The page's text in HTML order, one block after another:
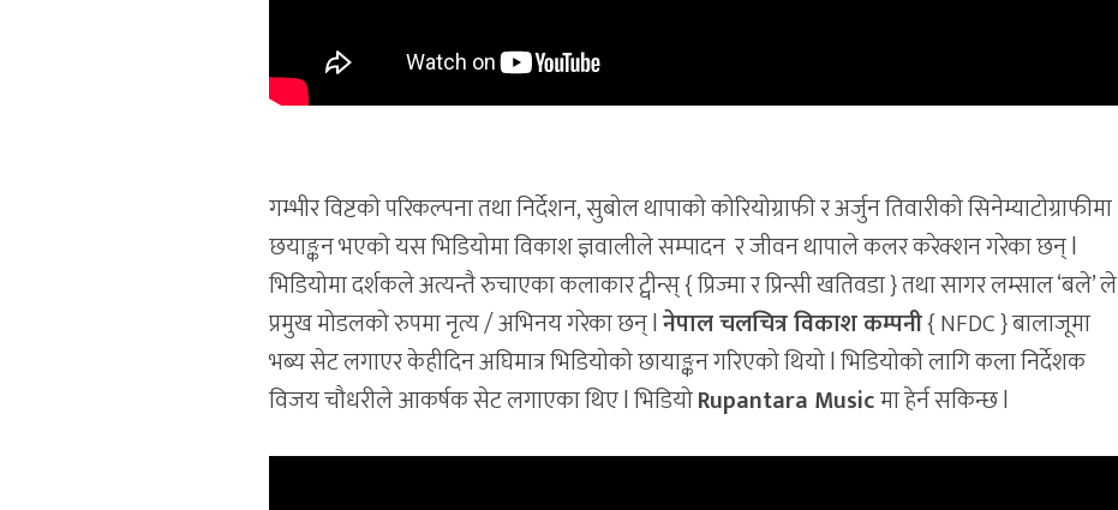
गम्भीर विष्टको परिकल्पना तथा निर्देशन, सुबोल थापाको कोरियोग्राफी र अर्जुन तिवारीको सिनेम्याटोग्राफीमा
छयाङ्कन भएको यस भिडियोमा विकाश ज्ञवालीले सम्पादन र जीवन थापाले कलर करेक्शन गरेका छन् l
भिडियोमा दर्शकले अत्यन्तै रुचाएका कलाकार ट्वीन्स् { प्रिज्मा र प्रिन्सी खतिवडा } तथा सागर लम्साल ‘बले’ ले
प्रमुख मोडलको रुपमा नृत्य / अभिनय गरेका छन् lनेपाल चलचित्र विकाश कम्पनी{ NFDC } बालाजूमा
भब्य सेट लगाएर केहीदिन अघिमात्र भिडियोको छायाङ्कन गरिएको थियो l भिडियोको लागि कला निर्देशक
विजय चौधरीले आकर्षक सेट लगाएका थिए l भिडियोRupantara Musicमा हेर्न सकिन्छ l